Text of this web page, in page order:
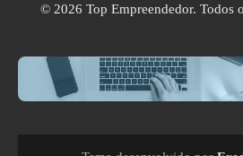
© 2026 Top Empreendedor. Todos